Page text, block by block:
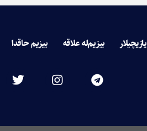
یازیچیلار بیزیم‌له علاقه بیزیم حاقدا